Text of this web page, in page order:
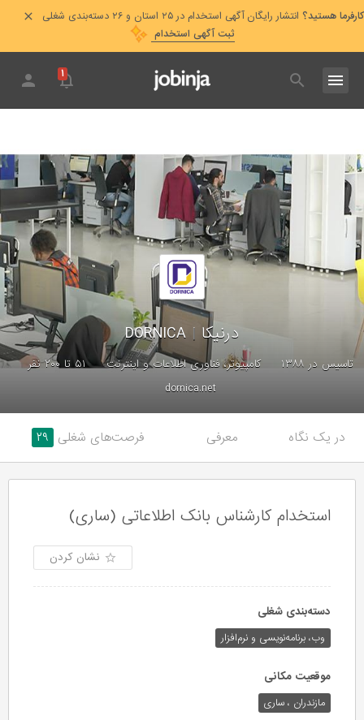
کارفرما هستید؟ انتشار رایگان آگهی استخدام در ۲۵ استان و ۲۶ دسته‌بندی شغلی
ثبت آگهی استخدام
۱
درنیکا |
تاسیس در ۱۳۸۸ کامپیوتر، فناوری اطلاعات و اینترنت
۵۱ تا ۲۰۰ نفر
dornica.net
در یک نگاه معرفی فرصت‌های شغلی ۲۹
استخدام کارشناس بانک اطلاعاتی (ساری)
نشان کردن
دسته‌بندی شغلی
وب،‌ برنامه‌نویسی و نرم‌افزار
موقعیت مکانی
مازندران ، ساری